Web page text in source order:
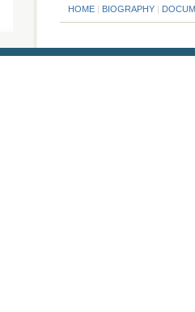
HOME| BIOGRAPHY|